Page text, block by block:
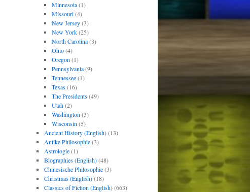
Minnesota(1)
Missouri(4)
New Jersey(3)
New York(25)
North Carolina(3)
Ohio(4)
Oregon (1)
Pennsylvania(9)
Tennessee(1)
Texas(16)
The Presidents(49)
Utah(2)
Washington (3)
Wisconsin (5)
Ancient History (English)(13)
Antike Philosophie(3)
Astrologie(1)
Biographies (English)(48)
Chinesische Philosophie(3)
Christmas (English)(18)
Classics of Fiction (English)(663)